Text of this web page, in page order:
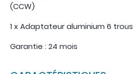
(CCW)
1 x Adaptateur aluminium 6 trous
Garantie : 24 mois